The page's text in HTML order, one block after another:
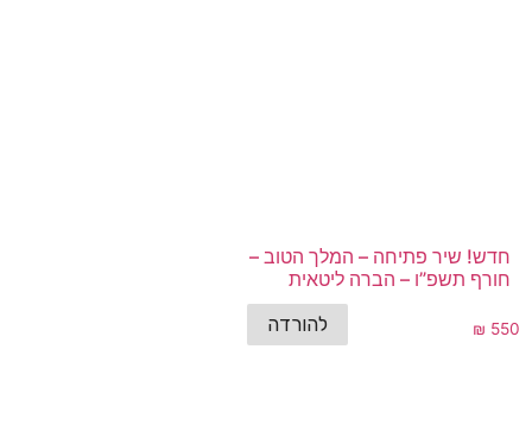
להורדה
חדש! שיר פתיחה – המלך הטוב –
חורף תשפ”ו – הברה ליטאית
₪ 550